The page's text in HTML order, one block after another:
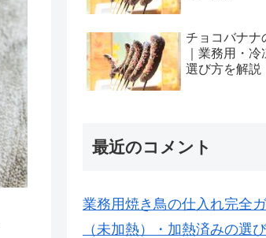
チョコバナナ
｜業務用・
選び方を解説
最近のコメント
業務用焼き鳥の仕入れ完全
（未加熱）・加熱済みの選